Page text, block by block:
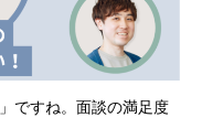
」ですね。面談の満足度